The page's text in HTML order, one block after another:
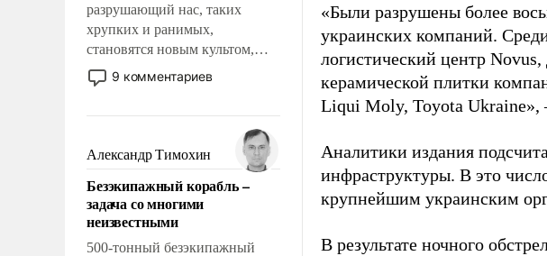
разрушающий нас, таких
хрупких и ранимых,
становятся новым культом,
постепенно вытесняя и
отменяя традиционное
мужественным и твердым под
ударами судьбы, брать на себя
ответственность, помогать
слабым, идти вперед и
адаптироваться.
9 комментариев
Александр Тимохин
Безэкипажный корабль –
задача со многими
неизвестными
500-тонный безэкипажный
«Были разрушены более
украинских компаний.
логистический центр
керамической плитки
Liqui Moly, Toyota Ukraine»,
Аналитики издания
инфраструктуры. В это
крупнейшим украинским
В результате ночного